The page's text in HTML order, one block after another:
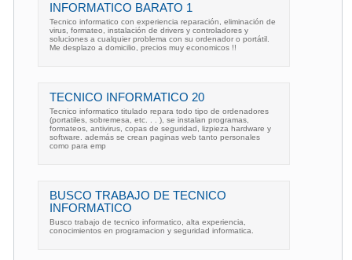
INFORMATICO BARATO 1
Tecnico informatico con experiencia reparación, eliminación de
virus, formateo, instalación de drivers y controladores y
soluciones a cualquier problema con su ordenador o portátil.
Me desplazo a domicilio, precios muy economicos !!
TECNICO INFORMATICO 20
Tecnico informatico titulado repara todo tipo de ordenadores
(portatiles, sobremesa, etc. . . ), se instalan programas,
formateos, antivirus, copas de seguridad, lizpieza hardware y
software. además se crean paginas web tanto personales
como para emp
BUSCO TRABAJO DE TECNICO
INFORMATICO
Busco trabajo de tecnico informatico, alta experiencia,
conocimientos en programacion y seguridad informatica.